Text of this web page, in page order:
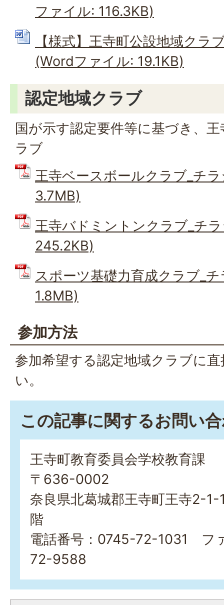
ファイル: 116.3KB)
【様式】王寺町公設地域クラ
(Wordファイル: 19.1KB)
認定地域クラブ
国が示す認定要件等に基づき、
ラブ
王寺ベースボールクラブ_チ
3.7MB)
王寺バドミントンクラブ_チ
245.2KB)
スポーツ基礎力育成クラブ_
1.8MB)
参加方法
参加希望する認定地域クラブに
い。
この記事に関するお問い
王寺町教育委員会学校教育課
〒636-0002
奈良県北葛城郡王寺町王寺2-
階
電話番号：0745-72-1031 フ
72-9588